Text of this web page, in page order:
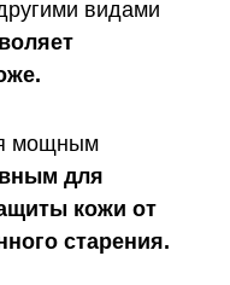
видами
мощным
для
кожи от
старения.